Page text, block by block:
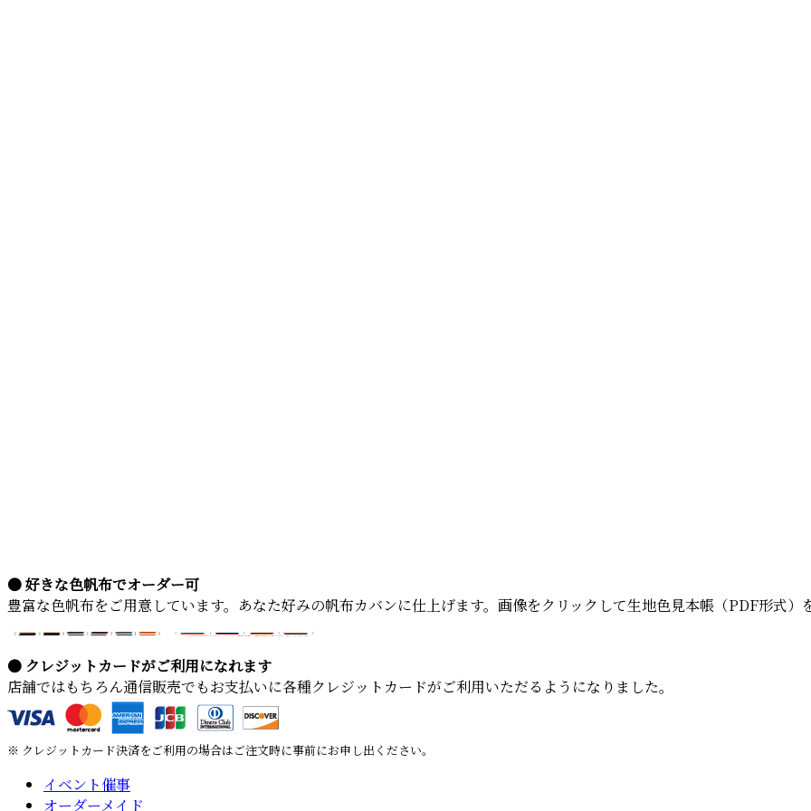
● 好きな色帆布でオーダー可
豊富な色帆布をご用意しています。あなた好みの帆布カバンに仕上げます。画像をクリックして生地色見本帳（PDF形式）
● クレジットカードがご利用になれます
店舗ではもちろん通信販売でもお支払いに各種クレジットカードがご利用いただるようになりました。
※ クレジットカード決済をご利用の場合はご注文時に事前にお申し出ください。
イベント催事
オーダーメイド